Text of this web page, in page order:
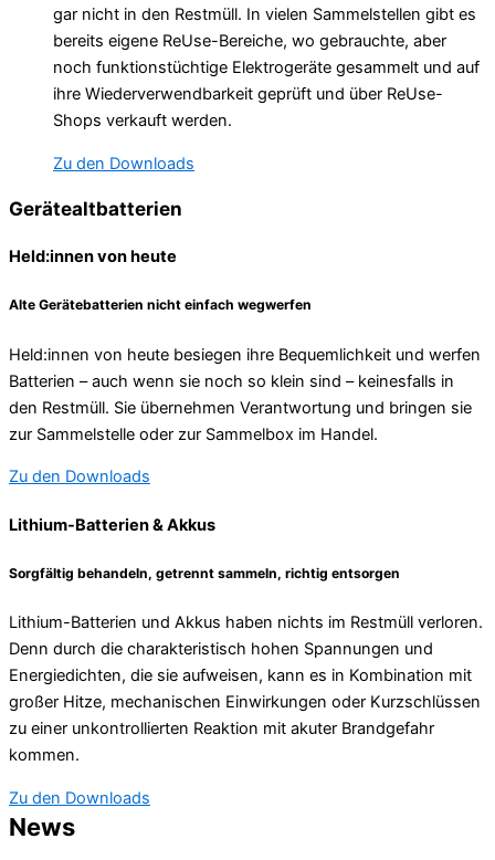
gar nicht in den Restmüll. In vielen Sammelstellen gibt es
bereits eigene ReUse-Bereiche, wo gebrauchte, aber
noch funktionstüchtige Elektrogeräte gesammelt und auf
ihre Wiederverwendbarkeit geprüft und über ReUse-
Shops verkauft werden.
Zu den Downloads
Gerätealtbatterien
Held:innen von heute
Alte Gerätebatterien nicht einfach wegwerfen
Held:innen von heute besiegen ihre Bequemlichkeit und werfen
Batterien – auch wenn sie noch so klein sind – keinesfalls in
den Restmüll. Sie übernehmen Verantwortung und bringen sie
zur Sammelstelle oder zur Sammelbox im Handel.
Zu den Downloads
Lithium-Batterien & Akkus
Sorgfältig behandeln, getrennt sammeln, richtig entsorgen
Lithium-Batterien und Akkus haben nichts im Restmüll verloren.
Denn durch die charakteristisch hohen Spannungen und
Energiedichten, die sie aufweisen, kann es in Kombination mit
großer Hitze, mechanischen Einwirkungen oder Kurzschlüssen
zu einer unkontrollierten Reaktion mit akuter Brandgefahr
kommen.
Zu den Downloads
News